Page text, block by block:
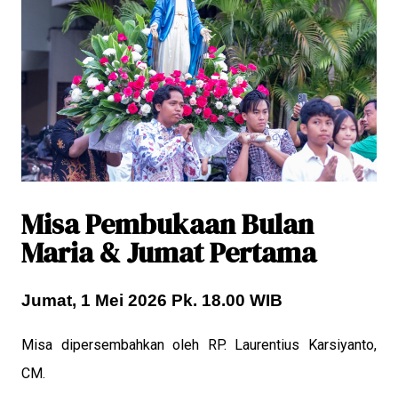
Misa Pembukaan Bulan
Maria & Jumat Pertama
Jumat, 1 Mei 2026 Pk. 18.00 WIB
Misa dipersembahkan oleh RP. Laurentius Karsiyanto,
CM.